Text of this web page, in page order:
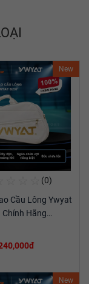
New
(0)
Cầu Lông Ywyat
Chính Hãng…
New